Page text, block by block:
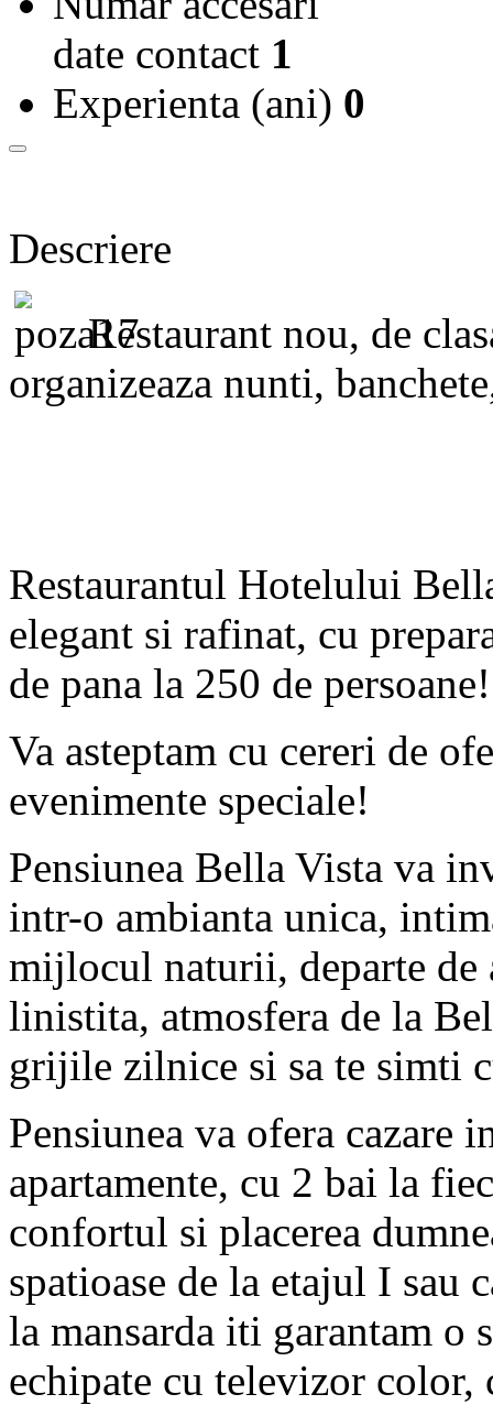
date contact 1
Experienta (ani) 0
Descriere
Restaurant nou, de
organizeaza nunti,
Restaurantul Hotelului
elegant si rafinat, cu
de pana la 250 de persoane!
Va asteptam cu cereri de
evenimente speciale!
Pensiunea Bella Vista va
intr-o ambianta unica,
mijlocul naturii, departe de
linistita, atmosfera de la
grijile zilnice si sa te simti
Pensiunea va ofera cazare
apartamente, cu 2 bai la
confortul si placerea
spatioase de la etajul I sau
la mansarda iti garantam o
echipate cu televizor color,